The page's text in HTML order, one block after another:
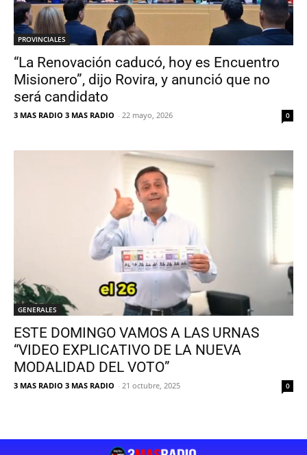
PROVINCIALES
“La Renovación caducó, hoy es Encuentro
Misionero”, dijo Rovira, y anunció que no
será candidato
3 MAS RADIO 3 MAS RADIO - 22 mayo, 2026 0
GENERALES
ESTE DOMINGO VAMOS A LAS URNAS
“VIDEO EXPLICATIVO DE LA NUEVA
MODALIDAD DEL VOTO”
3 MAS RADIO 3 MAS RADIO - 21 octubre, 2025 0